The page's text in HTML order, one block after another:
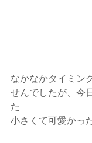
なかなかタイミン
せんでしたが、今
た
小さくて可愛かっ